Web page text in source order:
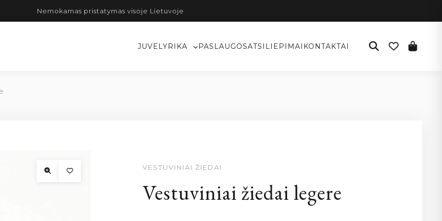
Nemokamas pristatymas visoje Lietuvoje
JUVELYRIKA PASLAUGOSATSILIEPIMAI KONTAKTAI
VESTUVINIAI ŽIEDAI
Vestuviniai žiedai legere